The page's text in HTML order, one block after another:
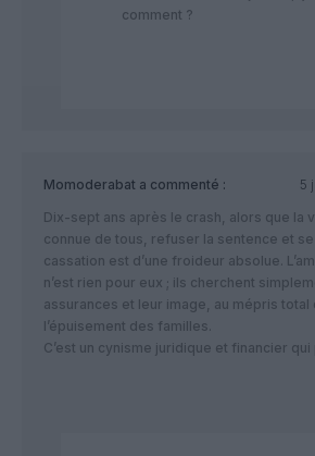
comment ?
Momoderabat a commenté :
5
​Dix-sept ans après le crash, alors que la
connue de tous, refuser la sentence et
cassation est d’une froideur absolue.
n’est rien pour eux ; ils cherchent
assurances et leur image, au mépris total
l’épuisement des familles.
​C’est un cynisme juridique et financier qui